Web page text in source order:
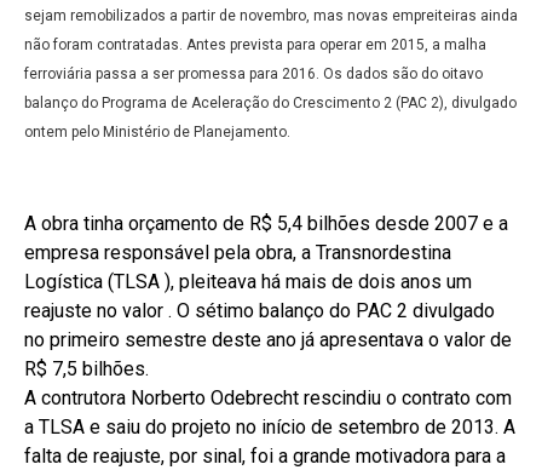
sejam remobilizados a partir de novembro, mas novas empreiteiras ainda
não foram contratadas. Antes prevista para operar em 2015, a malha
ferroviária passa a ser promessa para 2016. Os dados são do oitavo
balanço do Programa de Aceleração do Crescimento 2 (PAC 2), divulgado
ontem pelo Ministério de Planejamento.
A obra tinha orçamento de R$ 5,4 bilhões desde 2007 e a
empresa responsável pela obra, a Transnordestina
Logística (TLSA ), pleiteava há mais de dois anos um
reajuste no valor . O sétimo balanço do PAC 2 divulgado
no primeiro semestre deste ano já apresentava o valor de
R$ 7,5 bilhões.
A contrutora Norberto Odebrecht rescindiu o contrato com
a TLSA e saiu do projeto no início de setembro de 2013. A
falta de reajuste, por sinal, foi a grande motivadora para a